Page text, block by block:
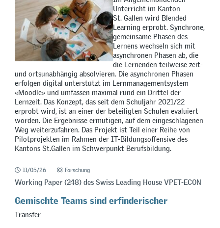
Unterricht im Kanton
St. Gallen wird Blended
Learning erprobt. Synchrone,
gemeinsame Phasen des
Lernens wechseln sich mit
asynchronen Phasen ab, die
die Lernenden teilweise zeit-
und ortsunabhängig absolvieren. Die asynchronen Phasen
erfolgen digital unterstützt im Lernmanagementsystem
«Moodle» und umfassen maximal rund ein Drittel der
Lernzeit. Das Konzept, das seit dem Schuljahr 2021/22
erprobt wird, ist an einer der beteiligten Schulen evaluiert
worden. Die Ergebnisse ermutigen, auf dem eingeschlagenen
Weg weiterzufahren. Das Projekt ist Teil einer Reihe von
Pilotprojekten im Rahmen der IT-Bildungsoffensive des
Kantons St.Gallen im Schwerpunkt Berufsbildung.
11/05/26 Forschung
Working Paper (248) des Swiss Leading House VPET-ECON
Gemischte Teams sind erfinderischer
Transfer